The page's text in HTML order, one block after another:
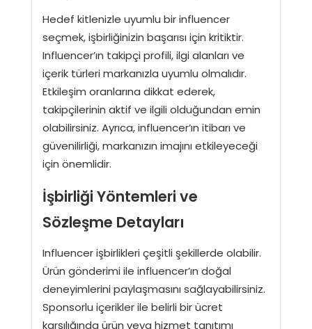
Hedef kitlenizle uyumlu bir influencer
seçmek, işbirliğinizin başarısı için kritiktir.
Influencer’ın takipçi profili, ilgi alanları ve
içerik türleri markanızla uyumlu olmalıdır.
Etkileşim oranlarına dikkat ederek,
takipçilerinin aktif ve ilgili olduğundan emin
olabilirsiniz. Ayrıca, influencer’ın itibarı ve
güvenilirliği, markanızın imajını etkileyeceği
için önemlidir.
İşbirliği Yöntemleri ve
Sözleşme Detayları
Influencer işbirlikleri çeşitli şekillerde olabilir.
Ürün gönderimi ile influencer’ın doğal
deneyimlerini paylaşmasını sağlayabilirsiniz.
Sponsorlu içerikler ile belirli bir ücret
karşılığında ürün veya hizmet tanıtımı